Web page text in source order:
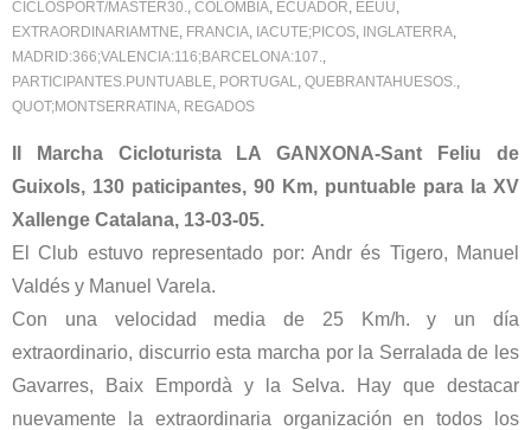
CICLOSPORT/MASTER30., COLOMBIA, ECUADOR, EEUU,
EXTRAORDINARIAMTNE, FRANCIA, IACUTE;PICOS, INGLATERRA,
MADRID:366;VALENCIA:116;BARCELONA:107.,
PARTICIPANTES.PUNTUABLE, PORTUGAL, QUEBRANTAHUESOS.,
QUOT;MONTSERRATINA, REGADOS
II Marcha Cicloturista LA GANXONA-Sant Feliu de
Guixols, 130 paticipantes, 90 Km, puntuable para la XV
Xallenge Catalana, 13-03-05.
El Club estuvo representado por: Andr és Tigero, Manuel
Valdés y Manuel Varela.
Con una velocidad media de 25 Km/h. y un día
extraordinario, discurrio esta marcha por la Serralada de les
Gavarres, Baix Empordà y la Selva. Hay que destacar
nuevamente la extraordinaria organización en todos los